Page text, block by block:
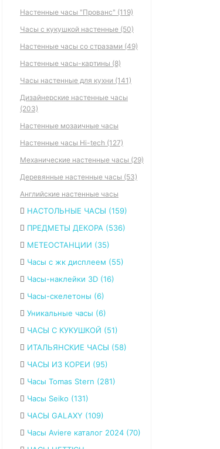
Настенные часы "Прованс" (119)
Часы с кукушкой настенные (50)
Настенные часы со стразами (49)
Настенные часы-картины (8)
Часы настенные для кухни (141)
Дизайнерские настенные часы
(203)
Настенные мозаичные часы
Настенные часы Hi-tech (127)
Механические настенные часы (29)
Деревянные настенные часы (53)
Английские настенные часы
НАСТОЛЬНЫЕ ЧАСЫ (159)
ПРЕДМЕТЫ ДЕКОРА (536)
МЕТЕОСТАНЦИИ (35)
Часы с жк дисплеем (55)
Часы-наклейки 3D (16)
Часы-скелетоны (6)
Уникальные часы (6)
ЧАСЫ С КУКУШКОЙ (51)
ИТАЛЬЯНСКИЕ ЧАСЫ (58)
ЧАСЫ ИЗ КОРЕИ (95)
Часы Tomas Stern (281)
Часы Seiko (131)
ЧАСЫ GALAXY (109)
Часы Aviere каталог 2024 (70)